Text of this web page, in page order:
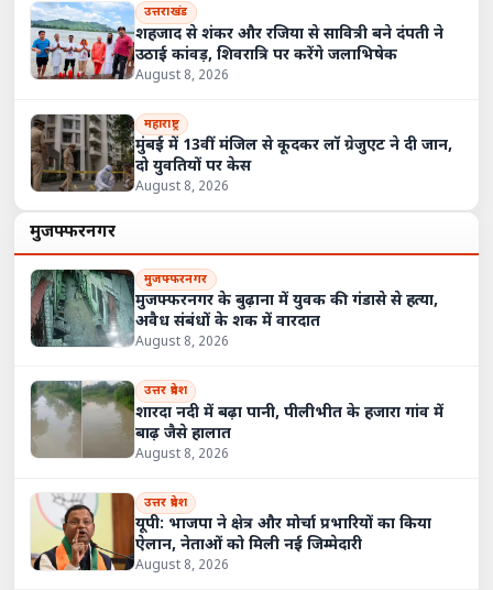
उत्तराखंड
शहजाद से शंकर और रजिया से सावित्री बने दंपती ने
उठाई कांवड़, शिवरात्रि पर करेंगे जलाभिषेक
August 8, 2026
महाराष्ट्र
मुंबई में 13वीं मंजिल से कूदकर लॉ ग्रेजुएट ने दी जान,
दो युवतियों पर केस
August 8, 2026
मुजफ्फरनगर
मुजफ्फरनगर
मुजफ्फरनगर के बुढ़ाना में युवक की गंडासे से हत्या,
अवैध संबंधों के शक में वारदात
August 8, 2026
उत्तर प्रदेश
शारदा नदी में बढ़ा पानी, पीलीभीत के हजारा गांव में
बाढ़ जैसे हालात
August 8, 2026
उत्तर प्रदेश
यूपी: भाजपा ने क्षेत्र और मोर्चा प्रभारियों का किया
ऐलान, नेताओं को मिली नई जिम्मेदारी
August 8, 2026